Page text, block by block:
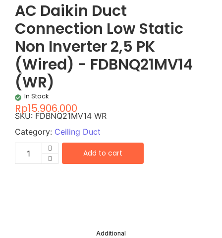
AC Daikin Duct
Connection Low Static
Non Inverter 2,5 PK
(Wired) - FDBNQ21MV14
(WR)
In Stock
Rp15.906.000
SKU: FDBNQ21MV14 WR
Category: Ceiling Duct
Add to cart
Additional